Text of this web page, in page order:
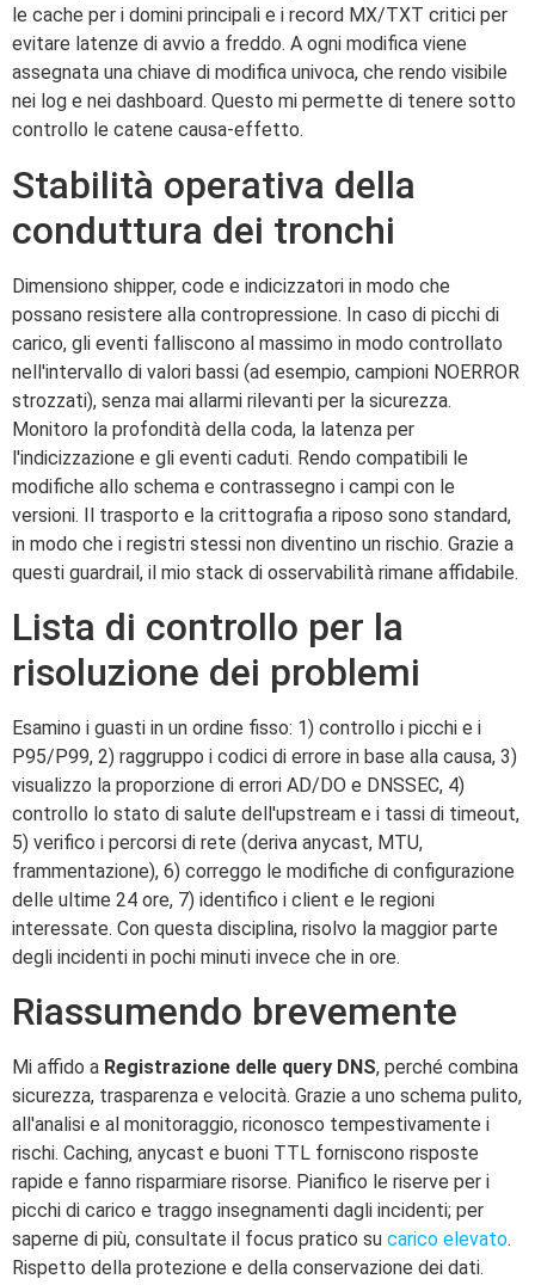
le cache per i domini principali e i record MX/TXT critici per
evitare latenze di avvio a freddo. A ogni modifica viene
assegnata una chiave di modifica univoca, che rendo visibile
nei log e nei dashboard. Questo mi permette di tenere sotto
controllo le catene causa-effetto.
Stabilità operativa della
conduttura dei tronchi
Dimensiono shipper, code e indicizzatori in modo che
possano resistere alla contropressione. In caso di picchi di
carico, gli eventi falliscono al massimo in modo controllato
nell'intervallo di valori bassi (ad esempio, campioni NOERROR
strozzati), senza mai allarmi rilevanti per la sicurezza.
Monitoro la profondità della coda, la latenza per
l'indicizzazione e gli eventi caduti. Rendo compatibili le
modifiche allo schema e contrassegno i campi con le
versioni. Il trasporto e la crittografia a riposo sono standard,
in modo che i registri stessi non diventino un rischio. Grazie a
questi guardrail, il mio stack di osservabilità rimane affidabile.
Lista di controllo per la
risoluzione dei problemi
Esamino i guasti in un ordine fisso: 1) controllo i picchi e i
P95/P99, 2) raggruppo i codici di errore in base alla causa, 3)
visualizzo la proporzione di errori AD/DO e DNSSEC, 4)
controllo lo stato di salute dell'upstream e i tassi di timeout,
5) verifico i percorsi di rete (deriva anycast, MTU,
frammentazione), 6) correggo le modifiche di configurazione
delle ultime 24 ore, 7) identifico i client e le regioni
interessate. Con questa disciplina, risolvo la maggior parte
degli incidenti in pochi minuti invece che in ore.
Riassumendo brevemente
Mi affido a Registrazione delle query DNS, perché combina
sicurezza, trasparenza e velocità. Grazie a uno schema pulito,
all'analisi e al monitoraggio, riconosco tempestivamente i
rischi. Caching, anycast e buoni TTL forniscono risposte
rapide e fanno risparmiare risorse. Pianifico le riserve per i
picchi di carico e traggo insegnamenti dagli incidenti; per
saperne di più, consultate il focus pratico su carico elevato.
Rispetto della protezione e della conservazione dei dati.